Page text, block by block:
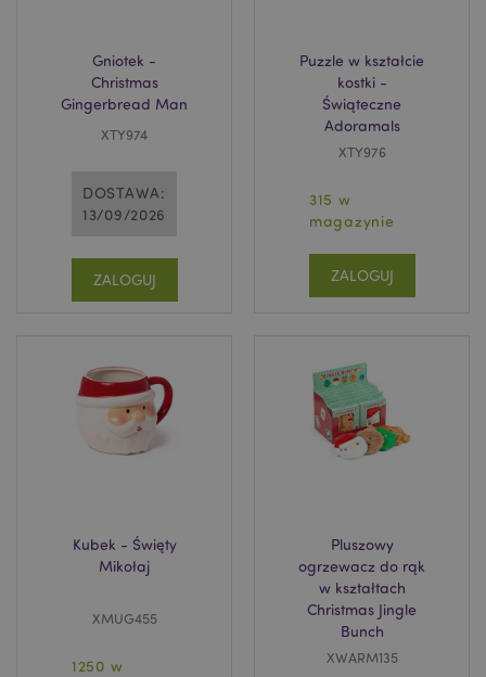
Gniotek -
Christmas
Gingerbread Man
XTY974
DOSTAWA:
13/09/2026
ZALOGUJ
Puzzle w kształcie
kostki -
Świąteczne
Adoramals
XTY976
315 w
magazynie
ZALOGUJ
Kubek - Święty
Mikołaj
XMUG455
1250 w
Pluszowy
ogrzewacz do rąk
w kształtach
Christmas Jingle
Bunch
XWARM135